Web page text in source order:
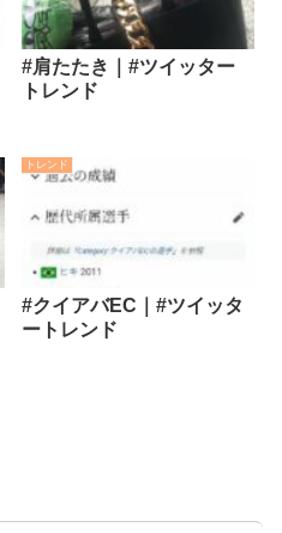
#肩たたき｜#ツイッター
トレンド
トレンド
#クイアバEC｜#ツイッタ
ートレンド